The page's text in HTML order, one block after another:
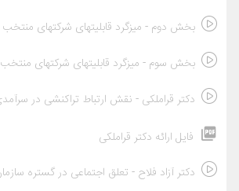
بخش دوم - میزگرد قابلیتهای شرکتهای منتخب E-P
بخش سوم - میزگرد قابلیتهای شرکتهای منتخب E-P
فایل ارائه دکتر قراملکی